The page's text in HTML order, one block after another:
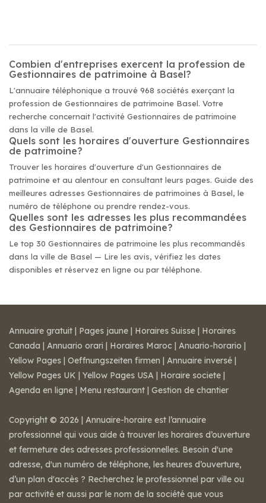
Combien d'entreprises exercent la profession de
Gestionnaires de patrimoine à Basel?
L'annuaire téléphonique a trouvé 968 sociétés exerçant la
profession de Gestionnaires de patrimoine Basel. Votre
recherche concernait l'activité Gestionnaires de patrimoine
dans la ville de Basel.
Quels sont les horaires d'ouverture Gestionnaires
de patrimoine?
Trouver les horaires d'ouverture d'un Gestionnaires de
patrimoine et au alentour en consultant leurs pages. Guide des
meilleures adresses Gestionnaires de patrimoines à Basel, le
numéro de téléphone ou prendre rendez-vous.
Quelles sont les adresses les plus recommandées
des Gestionnaires de patrimoine?
Le top 30 Gestionnaires de patrimoine les plus recommandés
dans la ville de Basel — Lire les avis, vérifiez les dates
disponibles et réservez en ligne ou par téléphone.
Annuaire gratuit | Pages jaune | Horaires Suisse | Horaires
Canada | Annuario orari | Horaires Maroc | Anuario-horario |
Yellow Pages | Oeffnungszeiten firmen | Annuaire inversé |
Yellow Pages UK | Yellow Pages USA | Horaire societe |
Agenda en ligne | Menu restaurant | Gestion de chantier
Copyright © 2026 | Annuaire-horaire est l’annuaire
professionnel qui vous aide à trouver les horaires d’ouverture
et fermeture des adresses professionnelles. Besoin d'une
adresse, d'un numéro de téléphone, les heures d’ouverture,
d’un plan d'accès ? Recherchez le professionnel par ville ou
par activité et aussi par le nom de la société que vous